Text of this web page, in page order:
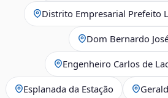
Distrito Empresarial Prefeito
Dom Bernardo
Engenheiro Carlos de
Esplanada da Estação